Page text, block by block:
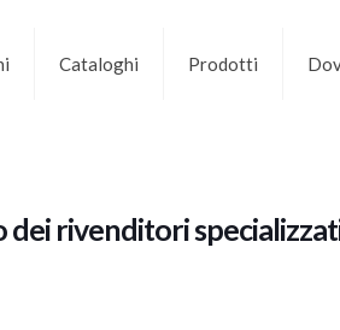
Cataloghi Prodotti
rivenditori